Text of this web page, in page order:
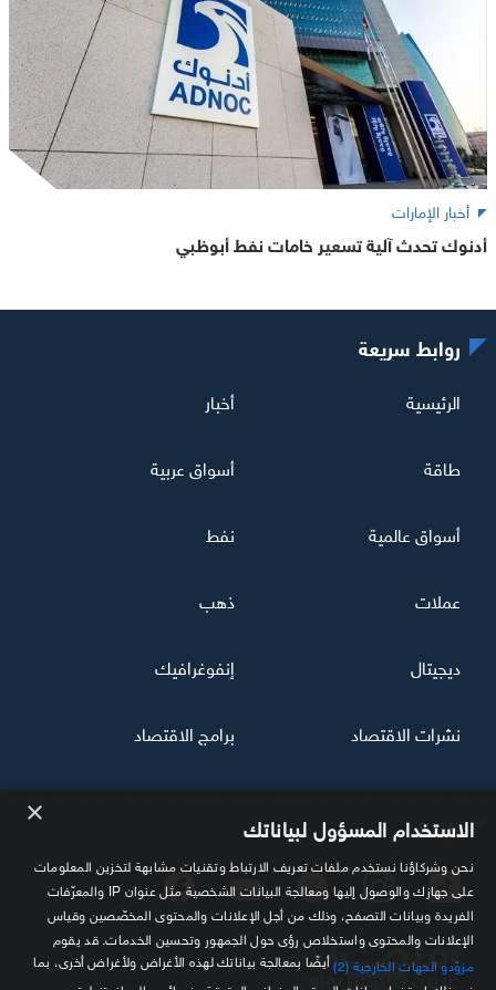
أخبار الإمارات
أدنوك تحدث آلية تسعير خامات نفط أبوظبي
تابعنا
روابط سريعة
الرئيسية أخبار
طاقة أسواق عربية
أسواق عالمية نفط
عملات ذهب
ديجيتال إنفوغرافيك
نشرات الاقتصاد برامج الاقتصاد
× الاستخدام المسؤول لبياناتك
نحن وشركاؤنا نستخدم ملفات تعريف الارتباط وتقنيات مشابهة لتخزين المعلومات
على جهازك والوصول إليها ومعالجة البيانات الشخصية مثل عنوان IP والمعرّفات
الفريدة وبيانات التصفح، وذلك من أجل الإعلانات والمحتوى المخصّصين وقياس
الإعلانات والمحتوى واستخلاص رؤى حول الجمهور وتحسين الخدمات. قد يقوم
مزوّدو الجهات الخارجية (2)
أيضًا بمعالجة بياناتك لهذه الأغراض ولأغراض أخرى، بما